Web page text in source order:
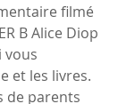
filmé
B Alice Diop
vous
et les livres.
de parents